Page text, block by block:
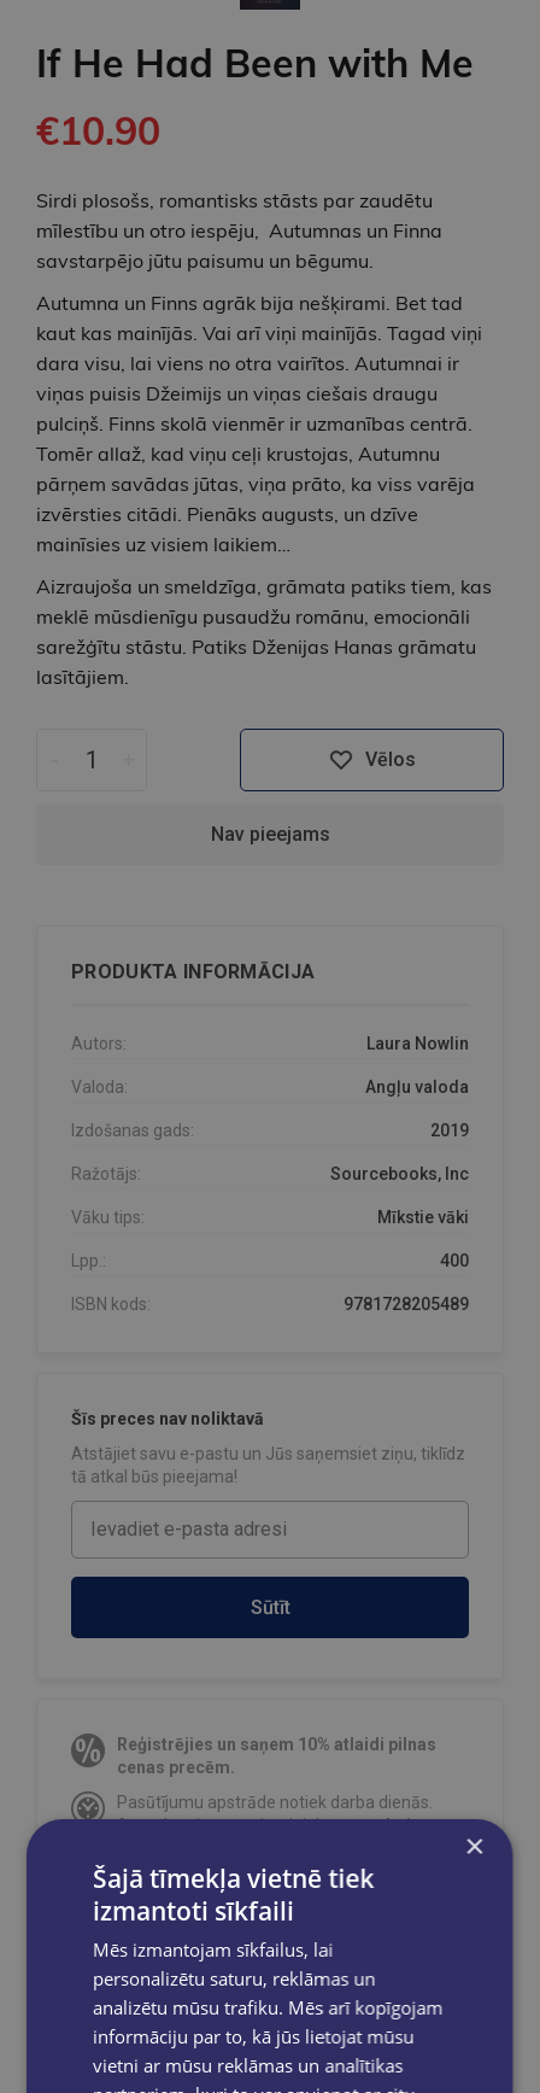
If He Had Been with Me
€10.90
Sirdi plosošs, romantisks stāsts par zaudētu
mīlestību un otro iespēju, Autumnas un Finna
savstarpējo jūtu paisumu un bēgumu.
Autumna un Finns agrāk bija nešķirami. Bet tad
kaut kas mainījās. Vai arī viņi mainījās. Tagad viņi
dara visu, lai viens no otra vairītos. Autumnai ir
viņas puisis Džeimijs un viņas ciešais draugu
pulciņš. Finns skolā vienmēr ir uzmanības centrā.
Tomēr allaž, kad viņu ceļi krustojas, Autumnu
pārņem savādas jūtas, viņa prāto, ka viss varēja
izvērsties citādi. Pienāks augusts, un dzīve
mainīsies uz visiem laikiem…
Aizraujoša un smeldzīga, grāmata patiks tiem, kas
meklē mūsdienīgu pusaudžu romānu, emocionāli
sarežģītu stāstu. Patiks Dženijas Hanas grāmatu
lasītājiem.
Vēlos
Nav pieejams
PRODUKTA INFORMĀCIJA
Autors: Laura Nowlin
Valoda: Angļu valoda
Izdošanas gads: 2019
Ražotājs: Sourcebooks, Inc
Vāku tips: Mīkstie vāki
Lpp.: 400
ISBN kods: 9781728205489
Šīs preces nav noliktavā
Atstājiet savu e-pastu un Jūs saņemsiet ziņu, tiklīdz
tā atkal būs pieejama!
Sūtīt
Reģistrējies un saņem 10% atlaidi pilnas
cenas precēm.
Pasūtījumu apstrāde notiek darba dienās.
Apmaksātie pasūtījumi tiekapstrādāti un
Bezmaksas piegādeuz OMNIVA
pakomātiem Latvijāpasūtījumiem no €40.00.
Bezmaksas piegāde jebkurā GLOBUSS
grāmatnīcā 1-5 darba dienu laikā, kad
pasūtījums būs gatavs saņemšanai, saņemsi
e-pastu un/ vai SMS.
×
Šajā tīmekļa vietnē tiek
izmantoti sīkfaili
Mēs izmantojam sīkfailus, lai
personalizētu saturu, reklāmas un
analizētu mūsu trafiku. Mēs arī kopīgojam
informāciju par to, kā jūs lietojat mūsu
vietni ar mūsu reklāmas un analītikas